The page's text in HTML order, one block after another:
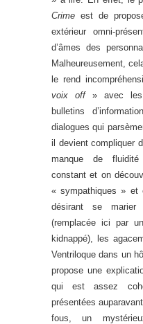
Crime est de
extérieur omni-
d’âmes des
Malheureusement,
le rend
voix off» avec les
bulletins
dialogues qui
il devient compliquer
manque de fluidité
constant et on
« sympathiques » et
désirant se
(remplacée ici par
kidnappé), les
Ventriloque dans un
propose une
qui est assez
présentées
fous, un